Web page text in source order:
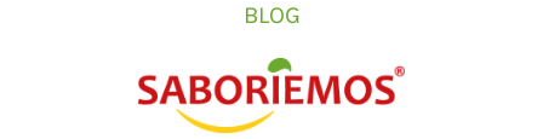
BLOG